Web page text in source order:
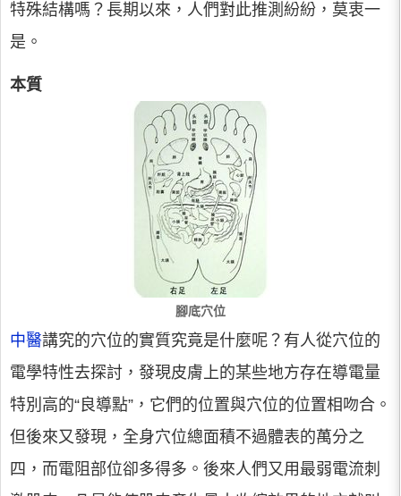
特殊結構嗎？長期以來，人們對此推測紛紛，莫衷一
是。
本質
腳底穴位
中醫講究的穴位的實質究竟是什麼呢？有人從穴位的
電學特性去探討，發現皮膚上的某些地方存在導電量
特別高的“良導點”，它們的位置與穴位的位置相吻合。
但後來又發現，全身穴位總面積不過體表的萬分之
四，而電阻部位卻多得多。後來人們又用最弱電流刺